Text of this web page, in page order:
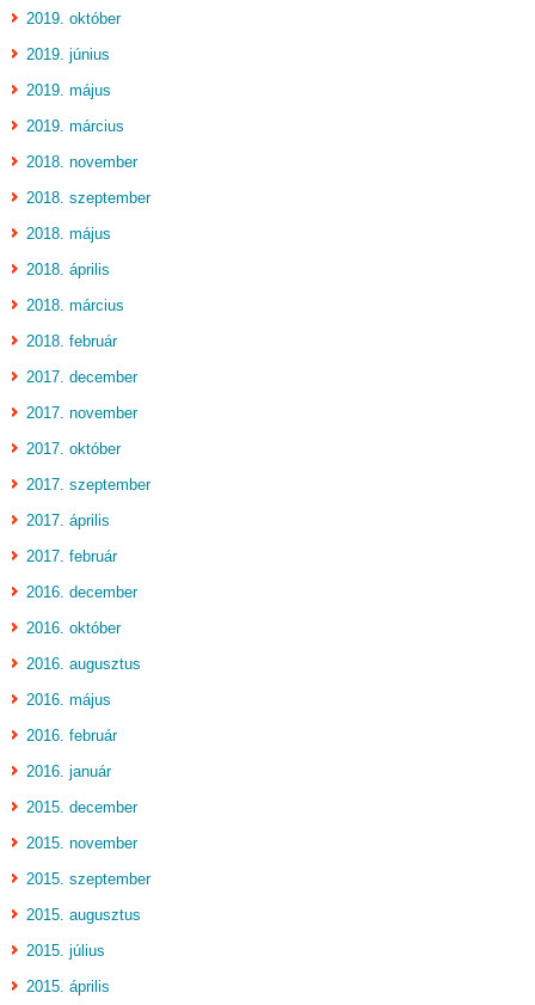
2019. október
2019. június
2019. május
2019. március
2018. november
2018. szeptember
2018. május
2018. április
2018. március
2018. február
2017. december
2017. november
2017. október
2017. szeptember
2017. április
2017. február
2016. december
2016. október
2016. augusztus
2016. május
2016. február
2016. január
2015. december
2015. november
2015. szeptember
2015. augusztus
2015. július
2015. április